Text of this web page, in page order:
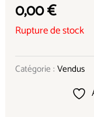
0,00€
Rupture de stock
Catégorie :Vendus